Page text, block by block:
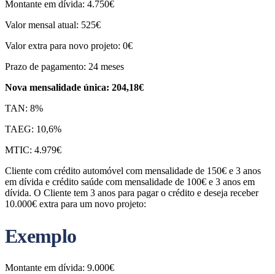
Montante em dívida: 4.750€
Valor mensal atual: 525€
Valor extra para novo projeto: 0€
Prazo de pagamento: 24 meses
Nova mensalidade única: 204,18€
TAN: 8%
TAEG: 10,6%
MTIC: 4.979€
Cliente com crédito automóvel com mensalidade de 150€ e 3 anos
em dívida e crédito saúde com mensalidade de 100€ e 3 anos em
dívida. O Cliente tem 3 anos para pagar o crédito e deseja receber
10.000€ extra para um novo projeto:
Exemplo
Montante em dívida: 9.000€